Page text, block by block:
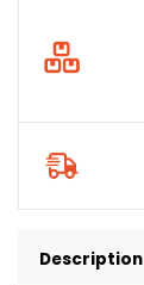
Description